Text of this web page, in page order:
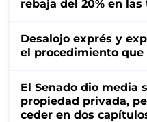
rebaja del 20% en
Desalojo exprés y
el procedimiento que
El Senado dio media
propiedad privada,
ceder en dos